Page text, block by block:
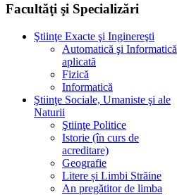
Facultăţi şi Specializări
Ştiinţe Exacte şi Inginereşti
Automatică şi Informatică
aplicată
Fizică
Informatică
Ştiinţe Sociale, Umaniste şi ale
Naturii
Ştiinţe Politice
Istorie (în curs de
acreditare)
Geografie
Litere și Limbi Străine
An pregătitor de limba